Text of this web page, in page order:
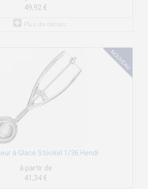
49,92 €
à Glace Stöckel 1/36 Hendi
à partir de
41,34 €